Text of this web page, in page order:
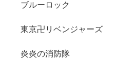
ブルーロック
東京卍リベンジャーズ
炎炎の消防隊